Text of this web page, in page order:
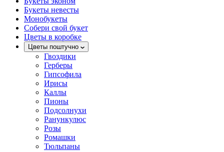
Букеты невесты
Монобукеты
Собери свой букет
Цветы в коробке
Цветы поштучно
Гвоздики
Герберы
Гипсофила
Ирисы
Каллы
Пионы
Подсолнухи
Ранункулюс
Розы
Ромашки
Тюльпаны